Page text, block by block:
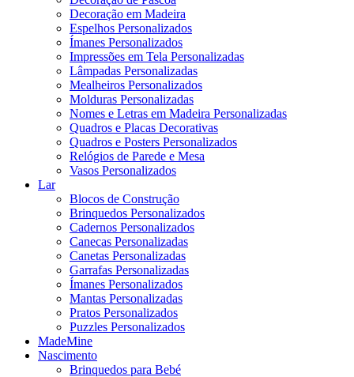
Decoração em Madeira
Espelhos Personalizados
Ímanes Personalizados
Impressões em Tela Personalizadas
Lâmpadas Personalizadas
Mealheiros Personalizados
Molduras Personalizadas
Nomes e Letras em Madeira Personalizadas
Quadros e Placas Decorativas
Quadros e Posters Personalizados
Relógios de Parede e Mesa
Vasos Personalizados
Lar
Blocos de Construção
Brinquedos Personalizados
Cadernos Personalizados
Canecas Personalizadas
Canetas Personalizadas
Garrafas Personalizadas
Ímanes Personalizados
Mantas Personalizadas
Pratos Personalizados
Puzzles Personalizados
MadeMine
Nascimento
Brinquedos para Bebé